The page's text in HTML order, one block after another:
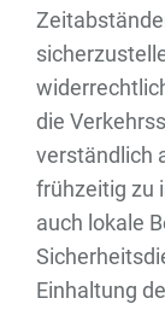
die
verständlich
frühzeitig zu
auch lokale
Einhaltung